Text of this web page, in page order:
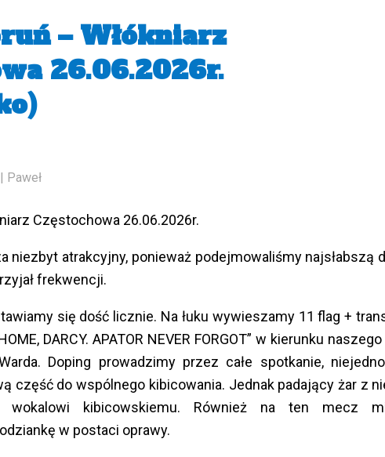
– Włókniarz
26.06.2026r.
| Paweł
Częstochowa 26.06.2026r.
niezbyt atrakcyjny, ponieważ podejmowaliśmy najsłabszą
frekwencji.
się dość licznie. Na łuku wywieszamy 11 flag +
DARCY. APATOR NEVER FORGOT” w kierunku
Doping prowadzimy przez całe spotkanie,
część do wspólnego kibicowania. Jednak padający żar z
wokalowi kibicowskiemu. Również na ten mecz
w postaci oprawy.